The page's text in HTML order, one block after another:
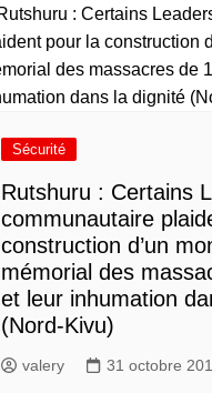
Sécurité
Rutshuru : Certains
communautaire
construction d’un
mémorial des
et leur inhumation
(Nord-Kivu)
valery 31 octobre